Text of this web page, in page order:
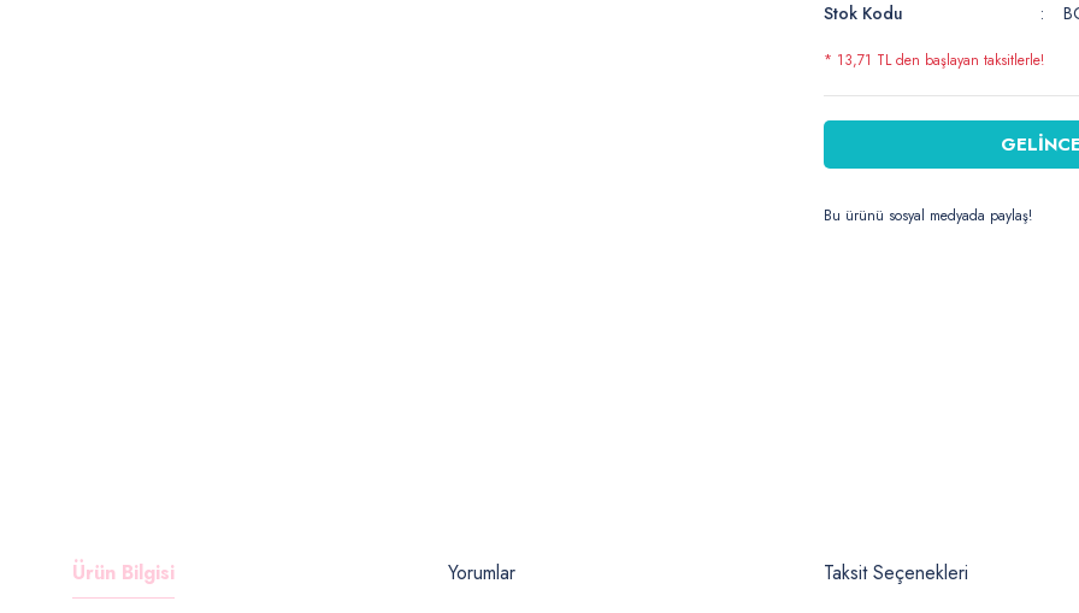
Stok Kodu
* 13,71 TL den başlayan taksitlerle!
Bu ürünü sosyal medyada paylaş!
Ürün Bilgisi Yorumlar Taksit Seçenekleri